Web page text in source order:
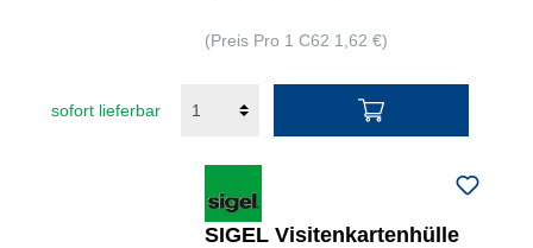
(Preis Pro 1 C62 1,62 €)
sofort lieferbar
SIGEL Visitenkartenhülle